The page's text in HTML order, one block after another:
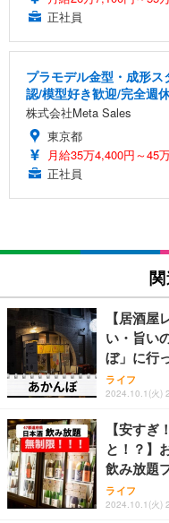
正社員
プラモデル金型・成形
認/模型好き歓迎/完全週
株式会社Meta Sales
東京都
月給35万4,400円～45
正社員
【居酒
い・旨い
ぼ」に行
ライフ
2024.10.1(火)
【安す
と！？】
飲み放題
ライフ
2024.10.1(火)